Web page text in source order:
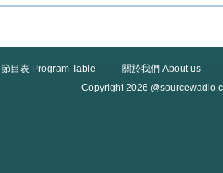
節目表 Program Table
關於我們 About us
Copyright 2026